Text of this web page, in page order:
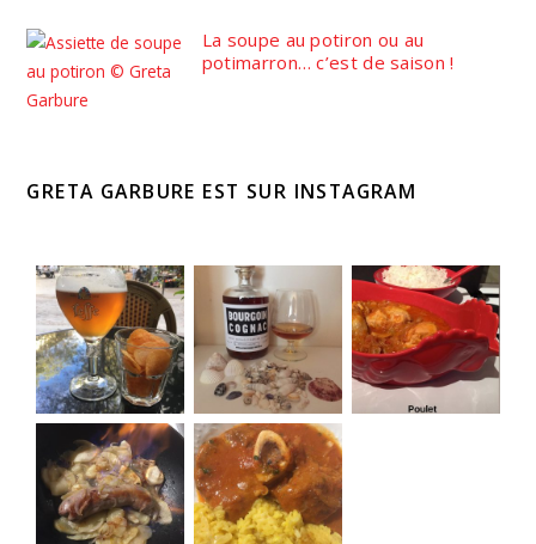
La soupe au potiron ou au
potimarron… c’est de saison !
GRETA GARBURE EST SUR INSTAGRAM